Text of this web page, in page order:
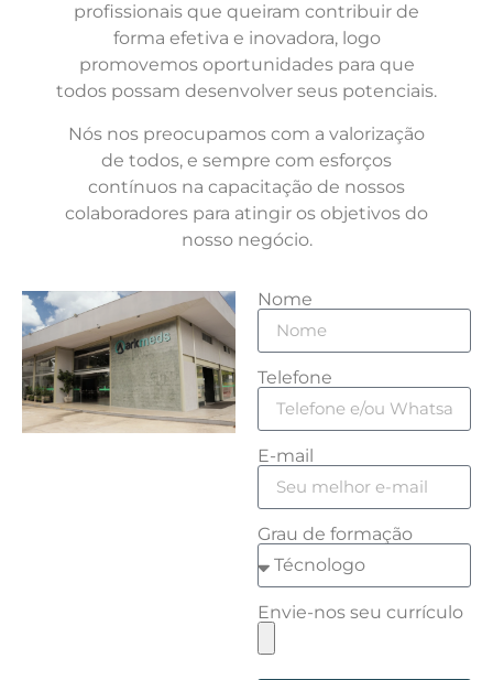
profissionais que queiram contribuir de
forma efetiva e inovadora, logo
promovemos oportunidades para que
todos possam desenvolver seus potenciais.
Nós nos preocupamos com a valorização
de todos, e sempre com esforços
contínuos na capacitação de nossos
colaboradores para atingir os objetivos do
nosso negócio.
Nome
Telefone
E-mail
Grau de formação
Envie-nos seu currículo